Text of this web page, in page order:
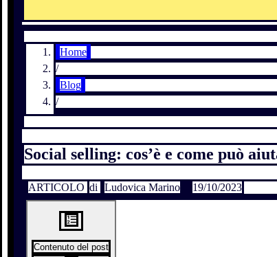
Home
/
Blog
/
Social selling: cos’è e come può
ARTICOLO di Ludovica Marino 19/10/2023
Contenuto del post